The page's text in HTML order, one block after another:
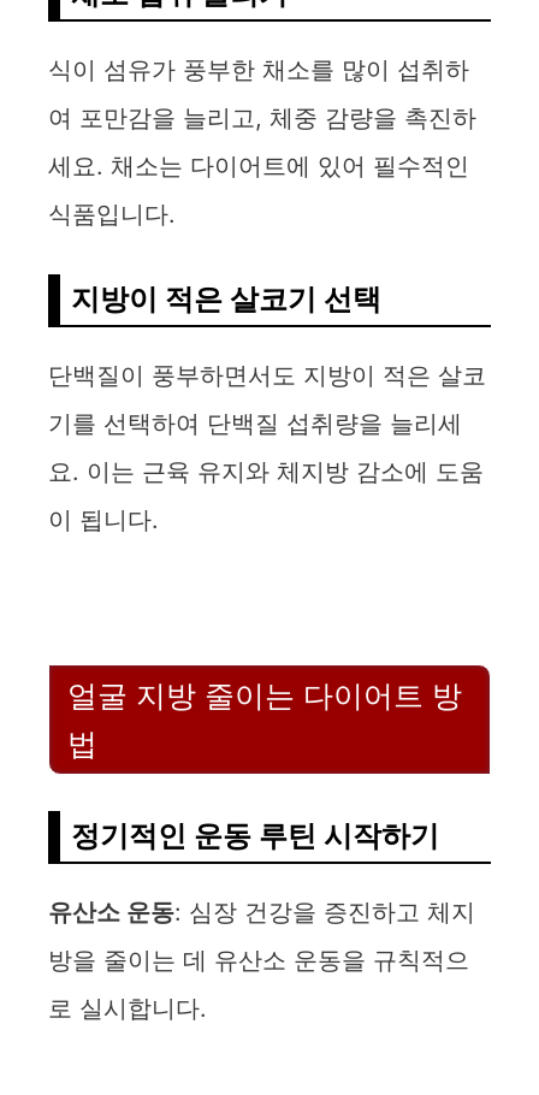
식이 섬유가 풍부한 채소를 많이 섭취하
여 포만감을 늘리고, 체중 감량을 촉진하
세요. 채소는 다이어트에 있어 필수적인
식품입니다.
지방이 적은 살코기 선택
단백질이 풍부하면서도 지방이 적은 살코
기를 선택하여 단백질 섭취량을 늘리세
요. 이는 근육 유지와 체지방 감소에 도움
이 됩니다.
얼굴 지방 줄이는 다이어트 방
법
정기적인 운동 루틴 시작하기
유산소 운동: 심장 건강을 증진하고 체지
방을 줄이는 데 유산소 운동을 규칙적으
로 실시합니다.